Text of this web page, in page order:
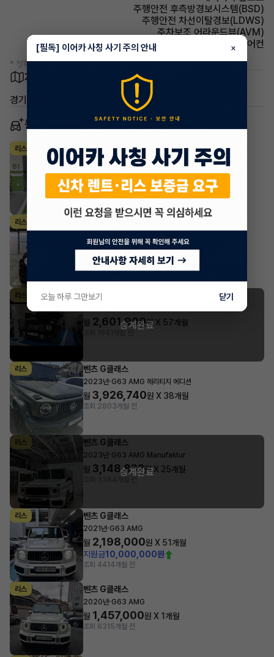
주행안전 후측방경보시스템(BSD)
주행안전 차선이탈경보(LDWS)
주차보조 어라운드뷰(AVM)
에어컨 풀오토에어컨
* 정확한 정보는 판매자와 반드시 확인하시기 바랍니다.
차량 위치
경기 화성시 동탄구 여울동
동일 차종 이어카
리스 벤츠 G클래스
2019년 ·G500
월2,584,210원 X22개월
조회 1,511 3개월 전
리스
·
월4,000,000원 X52개월
지원금5,000,000원
조회 291일 전
리스 벤츠 G클래스
월 2,601,900원 X 57개월
승계완료
리스 벤츠 G클래스
2023년·G63 AMG 헤리티지 에디션
월 3,926,740원 X 38개월
조회 2803개월 전
리스 벤츠 G클래스
2023년· G63 AMG Manufaktur
월 3,148,832원 X 25개월
승계완료
리스 벤츠 G클래스
2021년·G63 AMG
월 2,198,000원 X 51개월
지원금10,000,000원
조회 441 4개월 전
리스 벤츠 G클래스
2020년·G63 AMG
월 1,457,000원 X 1개월
조회 631 5개월 전
[필독] 이어카 사칭 사기 주의 안내 ×
오늘 하루 그만보기 닫기